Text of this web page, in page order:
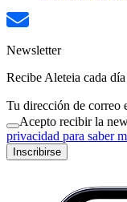
Newsletter
Recibe Aleteia cada
Tu dirección de correo
Acepto recibir la
privacidad para saber
Inscribirse